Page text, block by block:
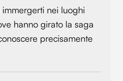
immergerti nei luoghi
hanno girato la saga
precisamente